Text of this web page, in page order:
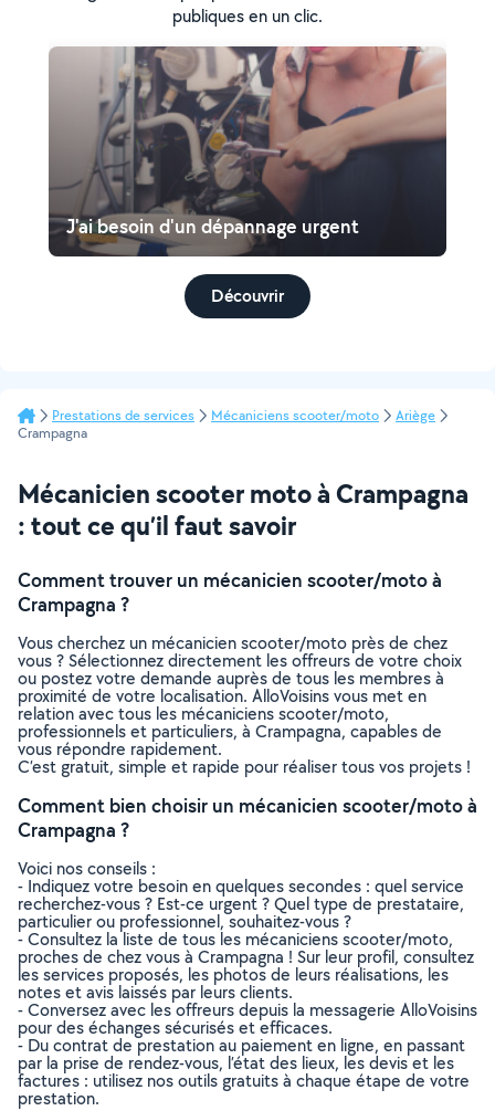
publiques en un clic.
J'ai besoin d'un dépannage urgent
Découvrir
Prestations de services Mécaniciens scooter/moto
Ariège
Crampagna
Mécanicien scooter moto à Crampagna
: tout ce qu’il faut savoir
Comment trouver un mécanicien scooter/moto à
Crampagna ?
Vous cherchez un mécanicien scooter/moto près de chez
vous ? Sélectionnez directement les offreurs de votre choix
ou postez votre demande auprès de tous les membres à
proximité de votre localisation. AlloVoisins vous met en
relation avec tous les mécaniciens scooter/moto,
professionnels et particuliers, à Crampagna, capables de
vous répondre rapidement.
C’est gratuit, simple et rapide pour réaliser tous vos projets !
Comment bien choisir un mécanicien scooter/moto à
Crampagna ?
Voici nos conseils :
- Indiquez votre besoin en quelques secondes : quel service
recherchez-vous ? Est-ce urgent ? Quel type de prestataire,
particulier ou professionnel, souhaitez-vous ?
- Consultez la liste de tous les mécaniciens scooter/moto,
proches de chez vous à Crampagna ! Sur leur profil, consultez
les services proposés, les photos de leurs réalisations, les
notes et avis laissés par leurs clients.
- Conversez avec les offreurs depuis la messagerie AlloVoisins
pour des échanges sécurisés et efficaces.
- Du contrat de prestation au paiement en ligne, en passant
par la prise de rendez-vous, l’état des lieux, les devis et les
factures : utilisez nos outils gratuits à chaque étape de votre
prestation.